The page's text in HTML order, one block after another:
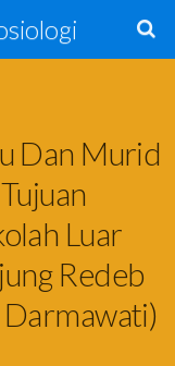
Dan Murid
Luar
Redeb
Darmawati)